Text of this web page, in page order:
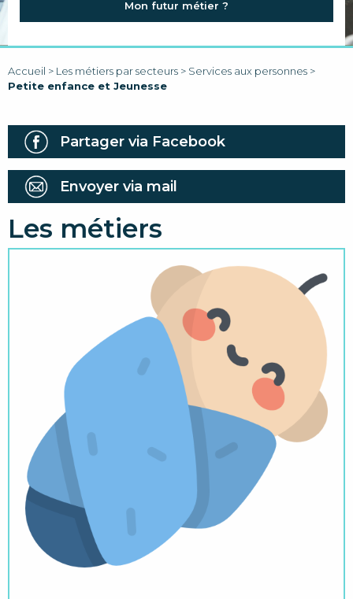
LIENS
Mon futur métier ?
Accueil > Les métiers par secteurs > Services aux personnes >
Petite enfance et Jeunesse
Partager via Facebook
Envoyer via mail
Les métiers